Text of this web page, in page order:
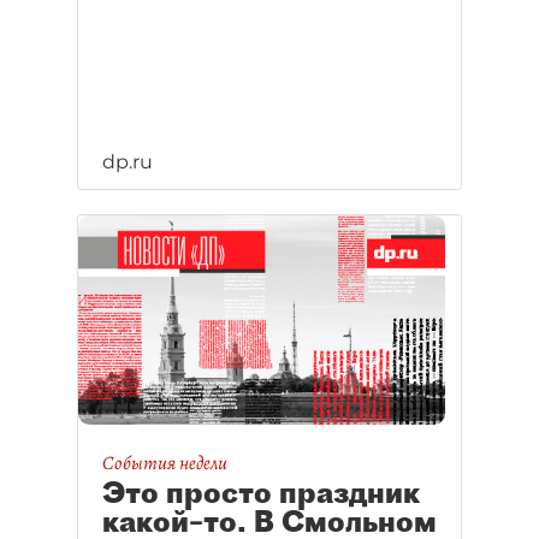
dp.ru
События недели
Это просто праздник
какой–то. В Смольном